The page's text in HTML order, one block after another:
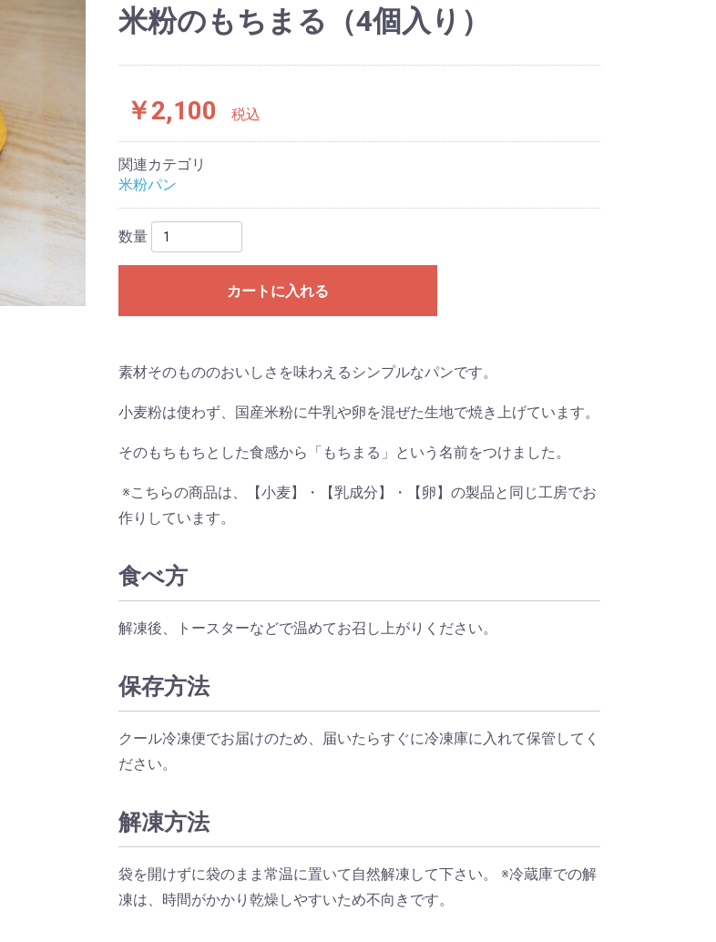
米粉のもちまる（4個入り）
￥2,100 税込
関連カテゴリ
米粉パン
数量
カートに入れる
素材そのもののおいしさを味わえるシンプルなパンです。
小麦粉は使わず、国産米粉に牛乳や卵を混ぜた生地で焼き上げています。
そのもちもちとした食感から「もちまる」という名前をつけました。
※こちらの商品は、【小麦】・【乳成分】・【卵】の製品と同じ工房でお
作りしています。
食べ方
解凍後、トースターなどで温めてお召し上がりください。
保存方法
クール冷凍便でお届けのため、届いたらすぐに冷凍庫に入れて保管してく
ださい。
解凍方法
袋を開けずに袋のまま常温に置いて自然解凍して下さい。 ※冷蔵庫での解
凍は、時間がかかり乾燥しやすいため不向きです。